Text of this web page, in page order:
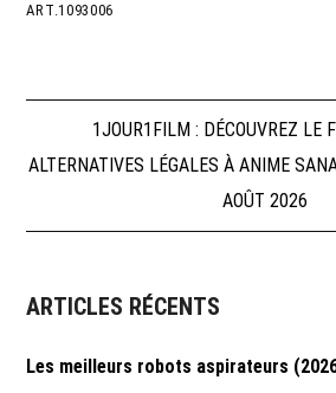
ART.1093006
Navigation
1JOUR1FILM : DÉCOUVREZ LE
ALTERNATIVES LÉGALES À ANIME
AOÛT 2026
ARTICLES RÉCENTS
Les meilleurs robots aspirateurs